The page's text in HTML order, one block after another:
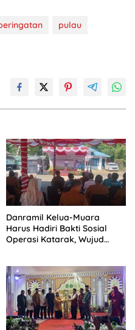
pulau
Danramil Kelua-Muara
Harus Hadiri Bakti Sosial
Operasi Katarak, Wujud